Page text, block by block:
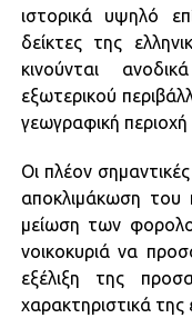
ιστορικά υψηλό
δείκτες της
κινούνται
εξωτερικού
γεωγραφική περιοχή
Οι πλέον
αποκλιμάκωση του
μείωση των
νοικοκυριά να
εξέλιξη της
χαρακτηριστικά της